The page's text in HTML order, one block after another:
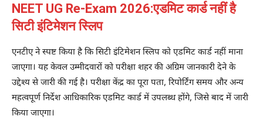
NEET UG Re-Exam 2026:एडमिट कार्ड नहीं है
सिटी इंटिमेशन स्लिप
एनटीए ने स्पष्ट किया है कि सिटी इंटिमेशन स्लिप को एडमिट कार्ड नहीं माना
जाएगा। यह केवल उम्मीदवारों को परीक्षा शहर की अग्रिम जानकारी देने के
उद्देश्य से जारी की गई है। परीक्षा केंद्र का पूरा पता, रिपोर्टिंग समय और अन्य
महत्वपूर्ण निर्देश आधिकारिक एडमिट कार्ड में उपलब्ध होंगे, जिसे बाद में जारी
किया जाएगा।